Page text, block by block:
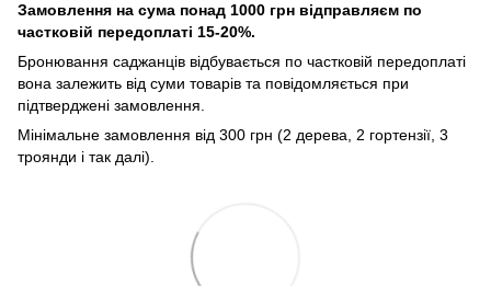
Замовлення на сума понад 1000 грн відправляєм по
частковій передоплаті 15-20%.
Бронювання саджанців відбувається по частковій передоплаті
вона залежить від суми товарів та повідомляється при
підтверджені замовлення.
Мінімальне замовлення від 300 грн (2 дерева, 2 гортензії, 3
троянди і так далі).